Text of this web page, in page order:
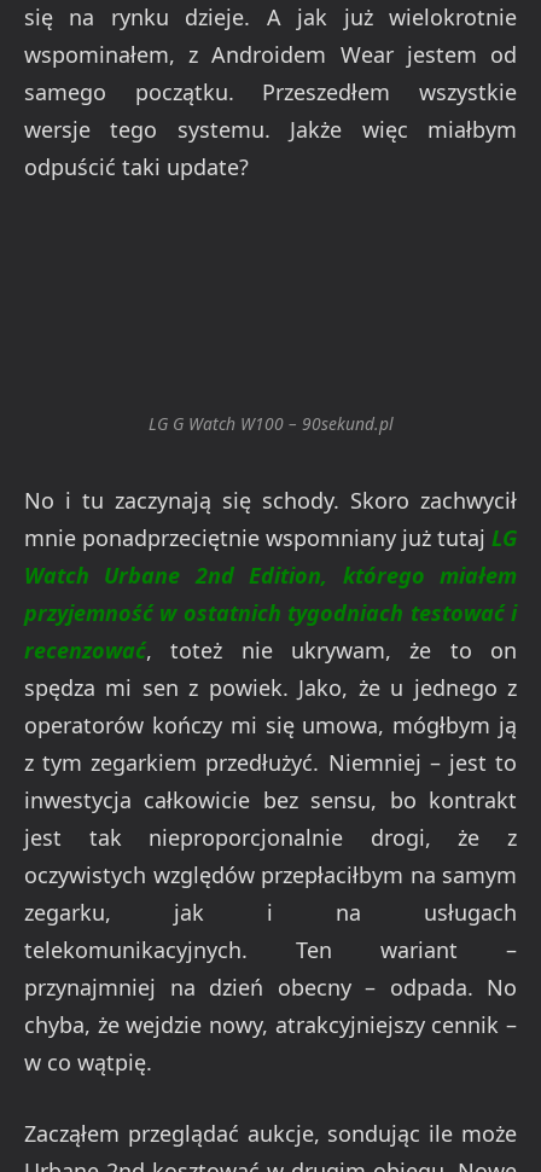
się na rynku dzieje. A jak już wielokrotnie
wspominałem, z Androidem Wear jestem od
samego początku. Przeszedłem wszystkie
wersje tego systemu. Jakże więc miałbym
odpuścić taki update?
LG G Watch W100 – 90sekund.pl
No i tu zaczynają się schody. Skoro zachwycił
mnie ponadprzeciętnie wspomniany już tutaj LG
Watch Urbane 2nd Edition, którego miałem
przyjemność w ostatnich tygodniach testować i
recenzować, toteż nie ukrywam, że to on
spędza mi sen z powiek. Jako, że u jednego z
operatorów kończy mi się umowa, mógłbym ją
z tym zegarkiem przedłużyć. Niemniej – jest to
inwestycja całkowicie bez sensu, bo kontrakt
jest tak nieproporcjonalnie drogi, że z
oczywistych względów przepłaciłbym na samym
zegarku, jak i na usługach
telekomunikacyjnych. Ten wariant –
przynajmniej na dzień obecny – odpada. No
chyba, że wejdzie nowy, atrakcyjniejszy cennik –
w co wątpię.
Zacząłem przeglądać aukcje, sondując ile może